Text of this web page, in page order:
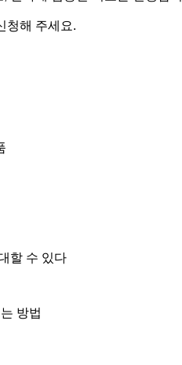
청해 주세요.
할 수 있다
방법